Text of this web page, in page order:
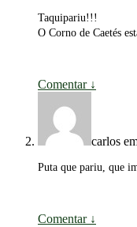
Taquipariu!!!
O Corno de Caetés
Comentar ↓
carlos
Puta que pariu, que
Comentar ↓